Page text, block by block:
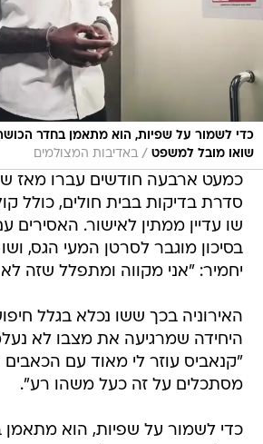
כדי לשמור על שפיות, הוא מתאמן בחדר
שואו מובל למשפט / באדיבות המצולמים
כמעט ארבעה חודשים עברו מאז
סדרת בדיקות בבית חולים, כולל
שו עדיין ממתין לאישור. האסירים
בסיכון מוגבר לסרטן המעי הגס,
יחמיר: "אני מקווה ומתפלל שזה
האירוניה בכך ששו נכלא בגלל
היחידה שמרגיעה את מצבו לא
"קנאביס עוזר לי מאוד עם הכאבים
מסתכלים על זה כעל משהו רע".
כדי לשמור על שפיות, הוא